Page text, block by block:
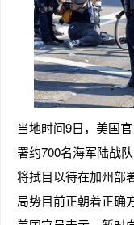
当地时间9日，美国
署约700名海军陆战
将拭目以待在加州部
局势目前正朝着正确